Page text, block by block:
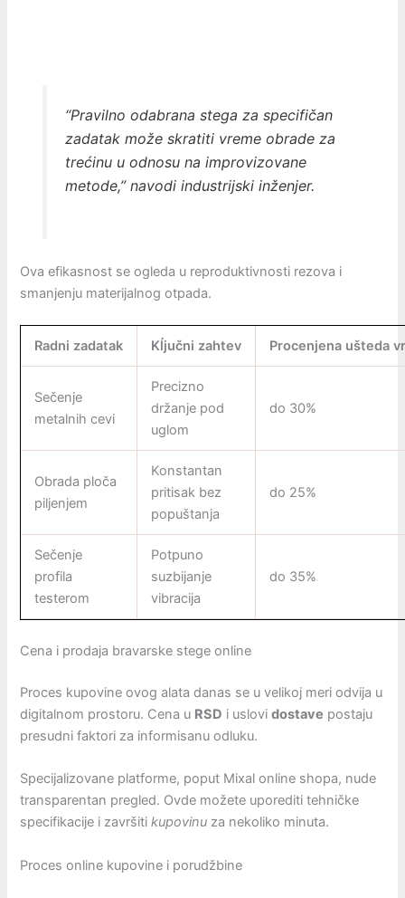
“Pravilno odabrana stega za specifičan
zadatak može skratiti vreme obrade za
trećinu u odnosu na improvizovane
metode,” navodi industrijski inženjer.
Ova efikasnost se ogleda u reproduktivnosti rezova i
smanjenju materijalnog otpada.
Radni zadatak Kĺjučni zahtev Procenjena ušteda
Sečenje
metalnih cevi
Precizno
držanje pod
uglom
do 30%
Obrada ploča
piljenjem
Konstantan
pritisak bez
popuštanja
do 25%
Sečenje
profila
testerom
Potpuno
suzbijanje
vibracija
do 35%
Cena i prodaja bravarske stege online
Proces kupovine ovog alata danas se u velikoj meri odvija u
digitalnom prostoru. Cena u RSD i uslovidostave postaju
presudni faktori za informisanu odluku.
Specijalizovane platforme, poput Mixal online shopa, nude
transparentan pregled. Ovde možete uporediti tehničke
specifikacije i završitikupovinu za nekoliko minuta.
Proces online kupovine i porudžbine